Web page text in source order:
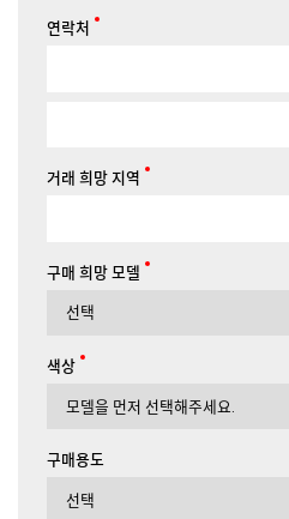
연락처
거래 희망 지역
구매 희망 모델
색상
구매용도